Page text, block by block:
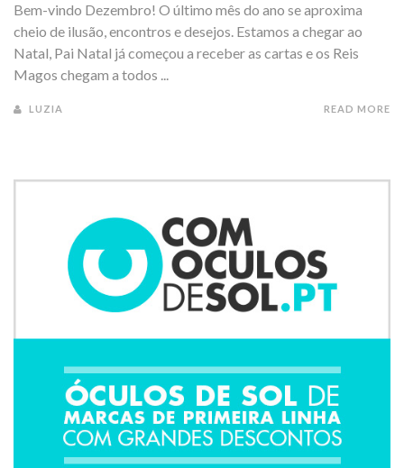
Bem-vindo Dezembro! O último mês do ano se aproxima
cheio de ilusão, encontros e desejos. Estamos a chegar ao
Natal, Pai Natal já começou a receber as cartas e os Reis
Magos chegam a todos ...
LUZIA READ MORE